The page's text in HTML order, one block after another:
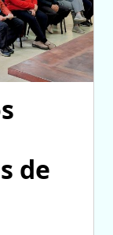
de